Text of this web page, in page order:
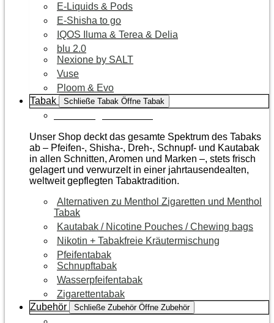
E-Liquids & Pods
E-Shisha to go
IQOS Iluma & Terea & Delia
blu 2.0
Nexione by SALT
Vuse
Ploom & Evo
Tabak
Schließe Tabak Öffne Tabak
Unser Shop deckt das gesamte Spektrum des Tabaks
ab – Pfeifen-, Shisha-, Dreh-, Schnupf- und Kautabak
in allen Schnitten, Aromen und Marken –, stets frisch
gelagert und verwurzelt in einer jahrtausendealten,
weltweit gepflegten Tabaktradition.
Alternativen zu Menthol Zigaretten und Menthol
Tabak
Kautabak / Nicotine Pouches / Chewing bags
Nikotin + Tabakfreie Kräutermischung
Pfeifentabak
Schnupftabak
Wasserpfeifentabak
Zigarettentabak
Zubehör
Schließe Zubehör Öffne Zubehör